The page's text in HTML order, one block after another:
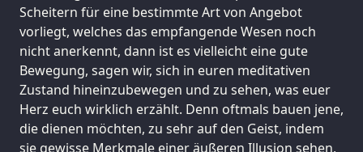
Scheitern für eine bestimmte Art von Angebot
vorliegt, welches das empfangende Wesen noch
nicht anerkennt, dann ist es vielleicht eine gute
Bewegung, sagen wir, sich in euren meditativen
Zustand hineinzubewegen und zu sehen, was euer
Herz euch wirklich erzählt. Denn oftmals bauen jene,
die dienen möchten, zu sehr auf den Geist, indem
sie gewisse Merkmale einer äußeren Illusion sehen,